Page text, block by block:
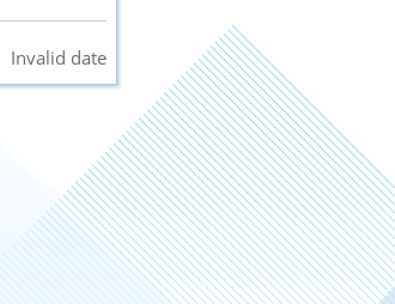
Invalid date